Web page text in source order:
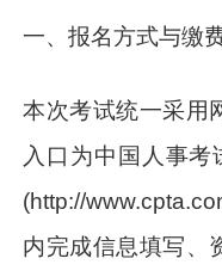
一、报名方式与缴
本次考试统一采用
入口为中国人事考
(http://
内完成信息填写、